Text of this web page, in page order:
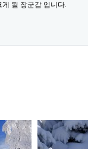
게 될 장군감 입니다.